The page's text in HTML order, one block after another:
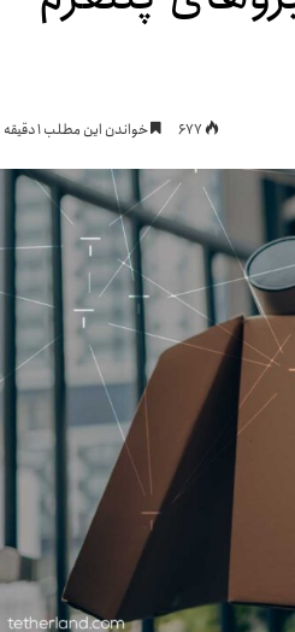
خواندن این مطلب 1 دقیقه زمان میبرد